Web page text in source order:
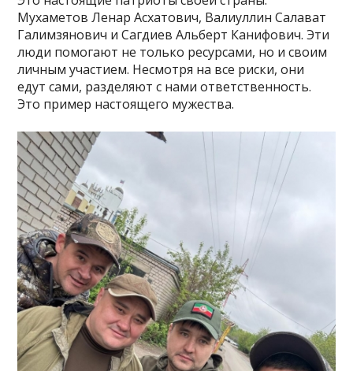
Мухаметов Ленар Асхатович, Валиуллин Салават
Галимзянович и Сагдиев Альберт Канифович. Эти
люди помогают не только ресурсами, но и своим
личным участием. Несмотря на все риски, они
едут сами, разделяют с нами ответственность.
Это пример настоящего мужества.